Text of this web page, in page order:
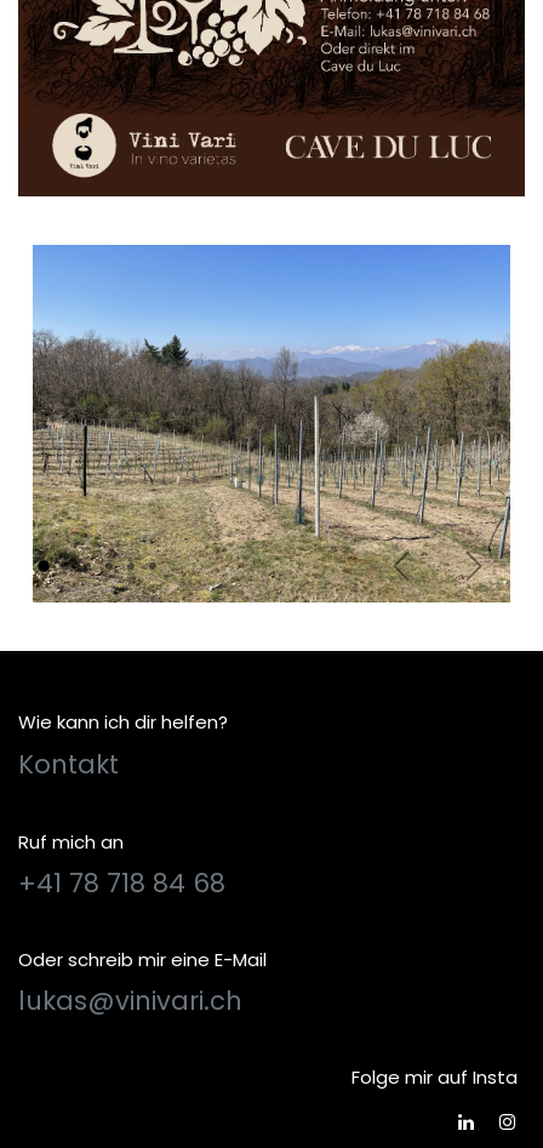
VorherigeWeiter
Wie kann ich dir helfen?
Kontakt
Ruf mich an
+41 78 718 84 68
Oder schreib mir eine E-Mail
lukas@vinivari.ch
Folge mir auf Insta